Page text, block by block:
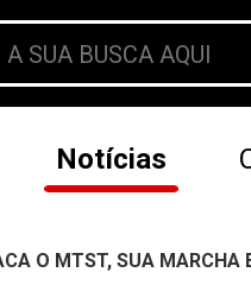
Notícias
O MTST, SUA MARCHA